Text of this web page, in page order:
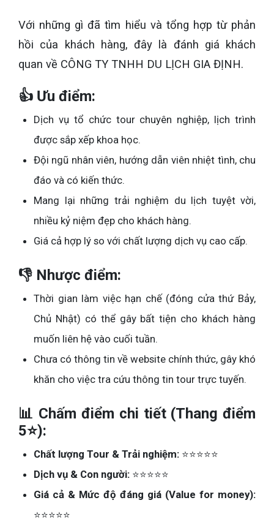
Với những gì đã tìm hiểu và tổng hợp từ phản
hồi của khách hàng, đây là đánh giá khách
quan về CÔNG TY TNHH DU LỊCH GIA ĐỊNH.
👍 Ưu điểm:
Dịch vụ tổ chức tour chuyên nghiệp, lịch trình
được sắp xếp khoa học.
Đội ngũ nhân viên, hướng dẫn viên nhiệt tình, chu
đáo và có kiến thức.
Mang lại những trải nghiệm du lịch tuyệt vời,
nhiều kỷ niệm đẹp cho khách hàng.
Giá cả hợp lý so với chất lượng dịch vụ cao cấp.
👎 Nhược điểm:
Thời gian làm việc hạn chế (đóng cửa thứ Bảy,
Chủ Nhật) có thể gây bất tiện cho khách hàng
muốn liên hệ vào cuối tuần.
Chưa có thông tin về website chính thức, gây khó
khăn cho việc tra cứu thông tin tour trực tuyến.
📊 Chấm điểm chi tiết (Thang điểm
5⭐):
Chất lượng Tour & Trải nghiệm: ⭐⭐⭐⭐⭐
Dịch vụ & Con người: ⭐⭐⭐⭐⭐
Giá cả & Mức độ đáng giá (Value for money):
⭐⭐⭐⭐⭐